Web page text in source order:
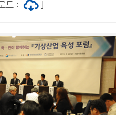
과 효율적인 활용방안 모색
에 대해 심도있는 논의가 이루
적 대응력을 높일 수 있는 계
진조기경보서비스: 지진 발생
진파가 도착하기 이전에 경보
시간을 확보하는 시스템
드 :